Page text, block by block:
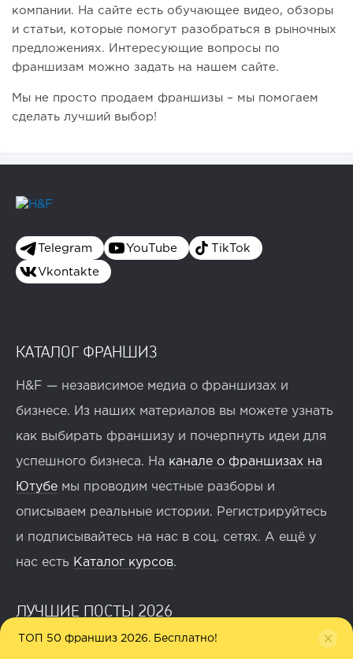
компании. На сайте есть обучающее видео, обзоры
и статьи, которые помогут разобраться в рыночных
предложениях. Интересующие вопросы по
франшизам можно задать на нашем сайте.
Мы не просто продаем франшизы – мы помогаем
сделать лучший выбор!
Telegram YouTube TikTok
Vkontakte
КАТАЛОГ ФРАНШИЗ
H&F — независимое медиа о франшизах и
бизнесе. Из наших материалов вы можете узнать
как выбирать франшизу и почерпнуть идеи для
успешного бизнеса. На канале о франшизах на
Ютубе мы проводим честные разборы и
описываем реальные истории. Регистрируйтесь
и подписывайтесь на нас в соц. сетях. А ещё у
нас есть Каталог курсов.
ЛУЧШИЕ ПОСТЫ 2026
Сейчас не до ПП: почему закрываются кафе «ПэПэ» и что...
ТОП 50 франшиз 2026. Бесплатно!